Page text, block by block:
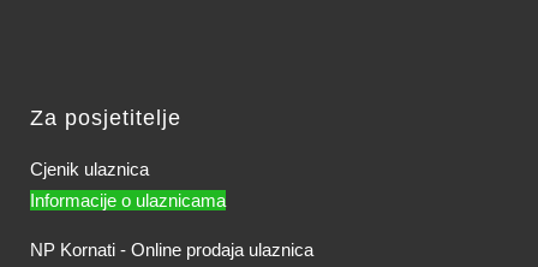
Za posjetitelje
Cjenik ulaznica
Informacije o ulaznicama
NP Kornati - Online prodaja ulaznica